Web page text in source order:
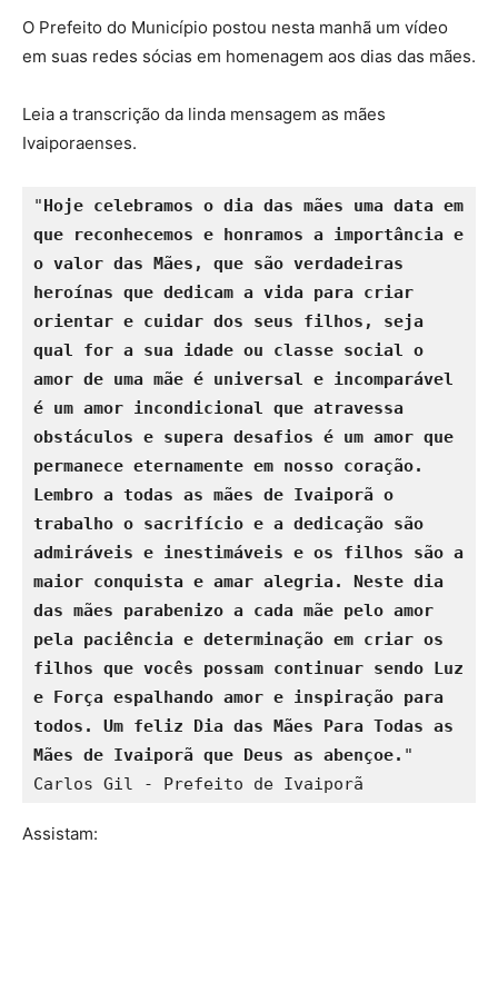
O Prefeito do Município postou nesta manhã um vídeo
em suas redes sócias em homenagem aos dias das mães.
Leia a transcrição da linda mensagem as mães
Ivaiporaenses.
"Hoje celebramos o dia das mães uma data em
que reconhecemos e honramos a importância e
o valor das Mães, que são verdadeiras
heroínas que dedicam a vida para criar
orientar e cuidar dos seus filhos, seja
qual for a sua idade ou classe social o
amor de uma mãe é universal e incomparável
é um amor incondicional que atravessa
obstáculos e supera desafios é um amor que
permanece eternamente em nosso coração.
Lembro a todas as mães de Ivaiporã o
trabalho o sacrifício e a dedicação são
admiráveis e inestimáveis e os filhos são a
maior conquista e amar alegria.
Neste dia
das mães parabenizo a cada mãe pelo amor
pela paciência e determinação em criar os
filhos que vocês possam continuar sendo Luz
e Força espalhando amor e inspiração para
todos. Um feliz Dia das Mães Para Todas as
Mães de Ivaiporã que Deus as abençoe. "
Carlos Gil - Prefeito de Ivaiporã
Assistam: